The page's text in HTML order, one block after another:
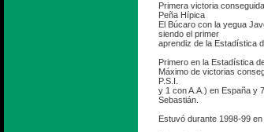
Primera victoria
Peña Hípica
El Búcaro con la yegua
siendo el primer
aprendiz de la Estadística
Primero en la Estadística
Máximo de victorias
P.S.I.
y 1 con A.A.) en España y
Sebastián.
Estuvó durante 1998-99